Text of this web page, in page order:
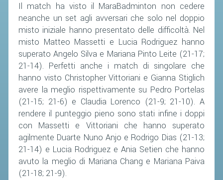
Il match ha visto il MaraBadminton non cedere
neanche un set agli avversari che solo nel doppio
misto iniziale hanno presentato delle difficoltà. Nel
misto Matteo Massetti e Lucia Rodriguez hanno
superato Angelo Silva e Mariana Pinto Leite (21-17;
21-14). Perfetti anche i match di singolare che
hanno visto Christopher Vittoriani e Gianna Stiglich
avere la meglio rispettivamente su Pedro Portelas
(21-15; 21-6) e Claudia Lorenco (21-9; 21-10). A
rendere il punteggio pieno sono stati infine i doppi
con Massetti e Vittoriani che hanno superato
agilmente Duarte Nuno Anjo e Rodrigo Dias (21-13;
21-14) e Lucia Rodriguez e Ania Setien che hanno
avuto la meglio di Mariana Chang e Mariana Paiva
(21-18; 21-9).